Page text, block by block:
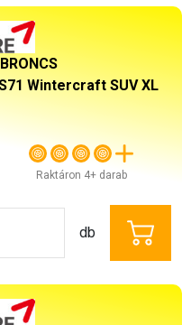
Wintercraft SUV XL
Raktáron 4+ darab
db